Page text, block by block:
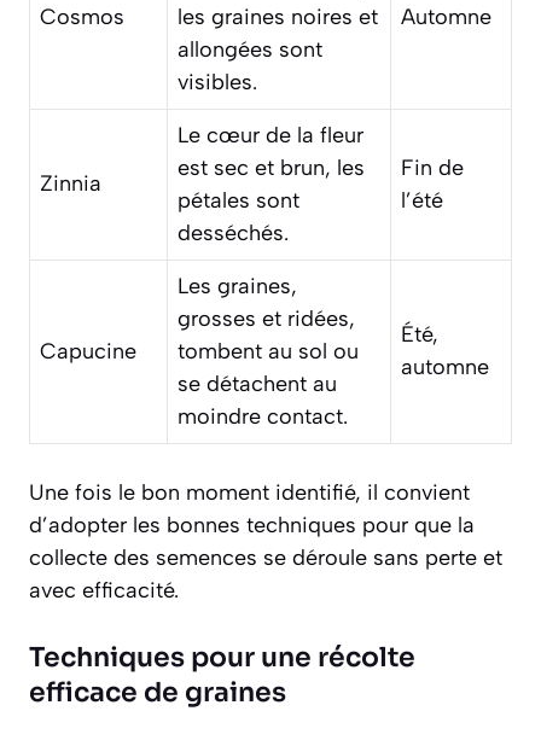
Cosmos
les graines noires et
allongées sont
visibles.
Automne
Zinnia
Le cœur de la fleur
est sec et brun, les
pétales sont
desséchés.
Fin de
l’été
Capucine
Les graines,
grosses et ridées,
tombent au sol ou
se détachent au
moindre contact.
Été,
automne
Une fois le bon moment identifié, il convient
d’adopter les bonnes techniques pour que la
collecte des semences se déroule sans perte et
avec efficacité.
Techniques pour une récolte
efficace de graines